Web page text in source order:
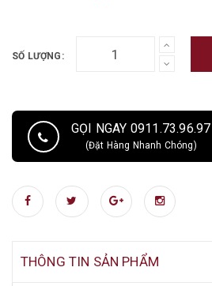
SỐ LƯỢNG:
GỌI NGAY 0911.73.96.97
(Đặt Hàng Nhanh Chóng)
THÔNG TIN SẢN PHẨM